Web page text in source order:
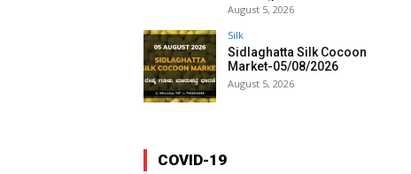
August 5, 2026
Silk
Sidlaghatta Silk Cocoon
Market-05/08/2026
August 5, 2026
COVID-19